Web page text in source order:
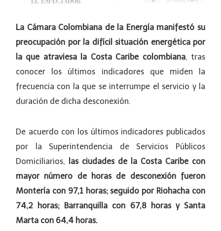
La Cámara Colombiana de la Energía manifestó su
preocupación por la difícil situación energética por
la que atraviesa la Costa Caribe colombiana, tras
conocer los últimos indicadores que miden la
frecuencia con la que se interrumpe el servicio y la
duración de dicha desconexión.
De acuerdo con los últimos indicadores publicados
por la Superintendencia de Servicios Públicos
Domiciliarios, las ciudades de la Costa Caribe con
mayor número de horas de desconexión fueron
Montería con 97,1 horas; seguido por Riohacha con
74,2 horas; Barranquilla con 67,8 horas y Santa
Marta con 64,4 horas.